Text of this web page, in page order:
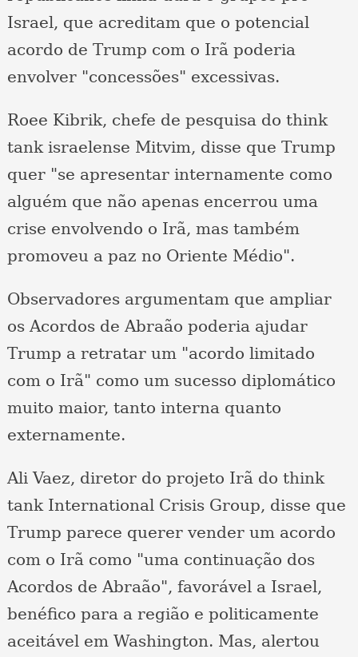
Israel, que acreditam que o potencial
acordo de Trump com o Irã poderia
envolver "concessões" excessivas.
Roee Kibrik, chefe de pesquisa do think
tank israelense Mitvim, disse que Trump
quer "se apresentar internamente como
alguém que não apenas encerrou uma
crise envolvendo o Irã, mas também
promoveu a paz no Oriente Médio".
Observadores argumentam que ampliar
os Acordos de Abraão poderia ajudar
Trump a retratar um "acordo limitado
com o Irã" como um sucesso diplomático
muito maior, tanto interna quanto
externamente.
Ali Vaez, diretor do projeto Irã do think
tank International Crisis Group, disse que
Trump parece querer vender um acordo
com o Irã como "uma continuação dos
Acordos de Abraão", favorável a Israel,
benéfico para a região e politicamente
aceitável em Washington. Mas, alertou